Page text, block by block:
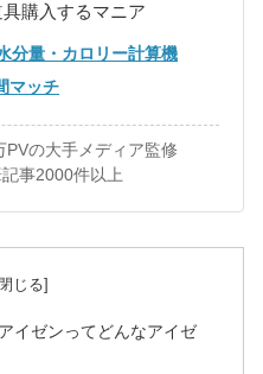
購入するマニア
分量・カロリー計算機
マッチ
の大手メディア監修
事2000件以上
イゼンってどんなアイゼ